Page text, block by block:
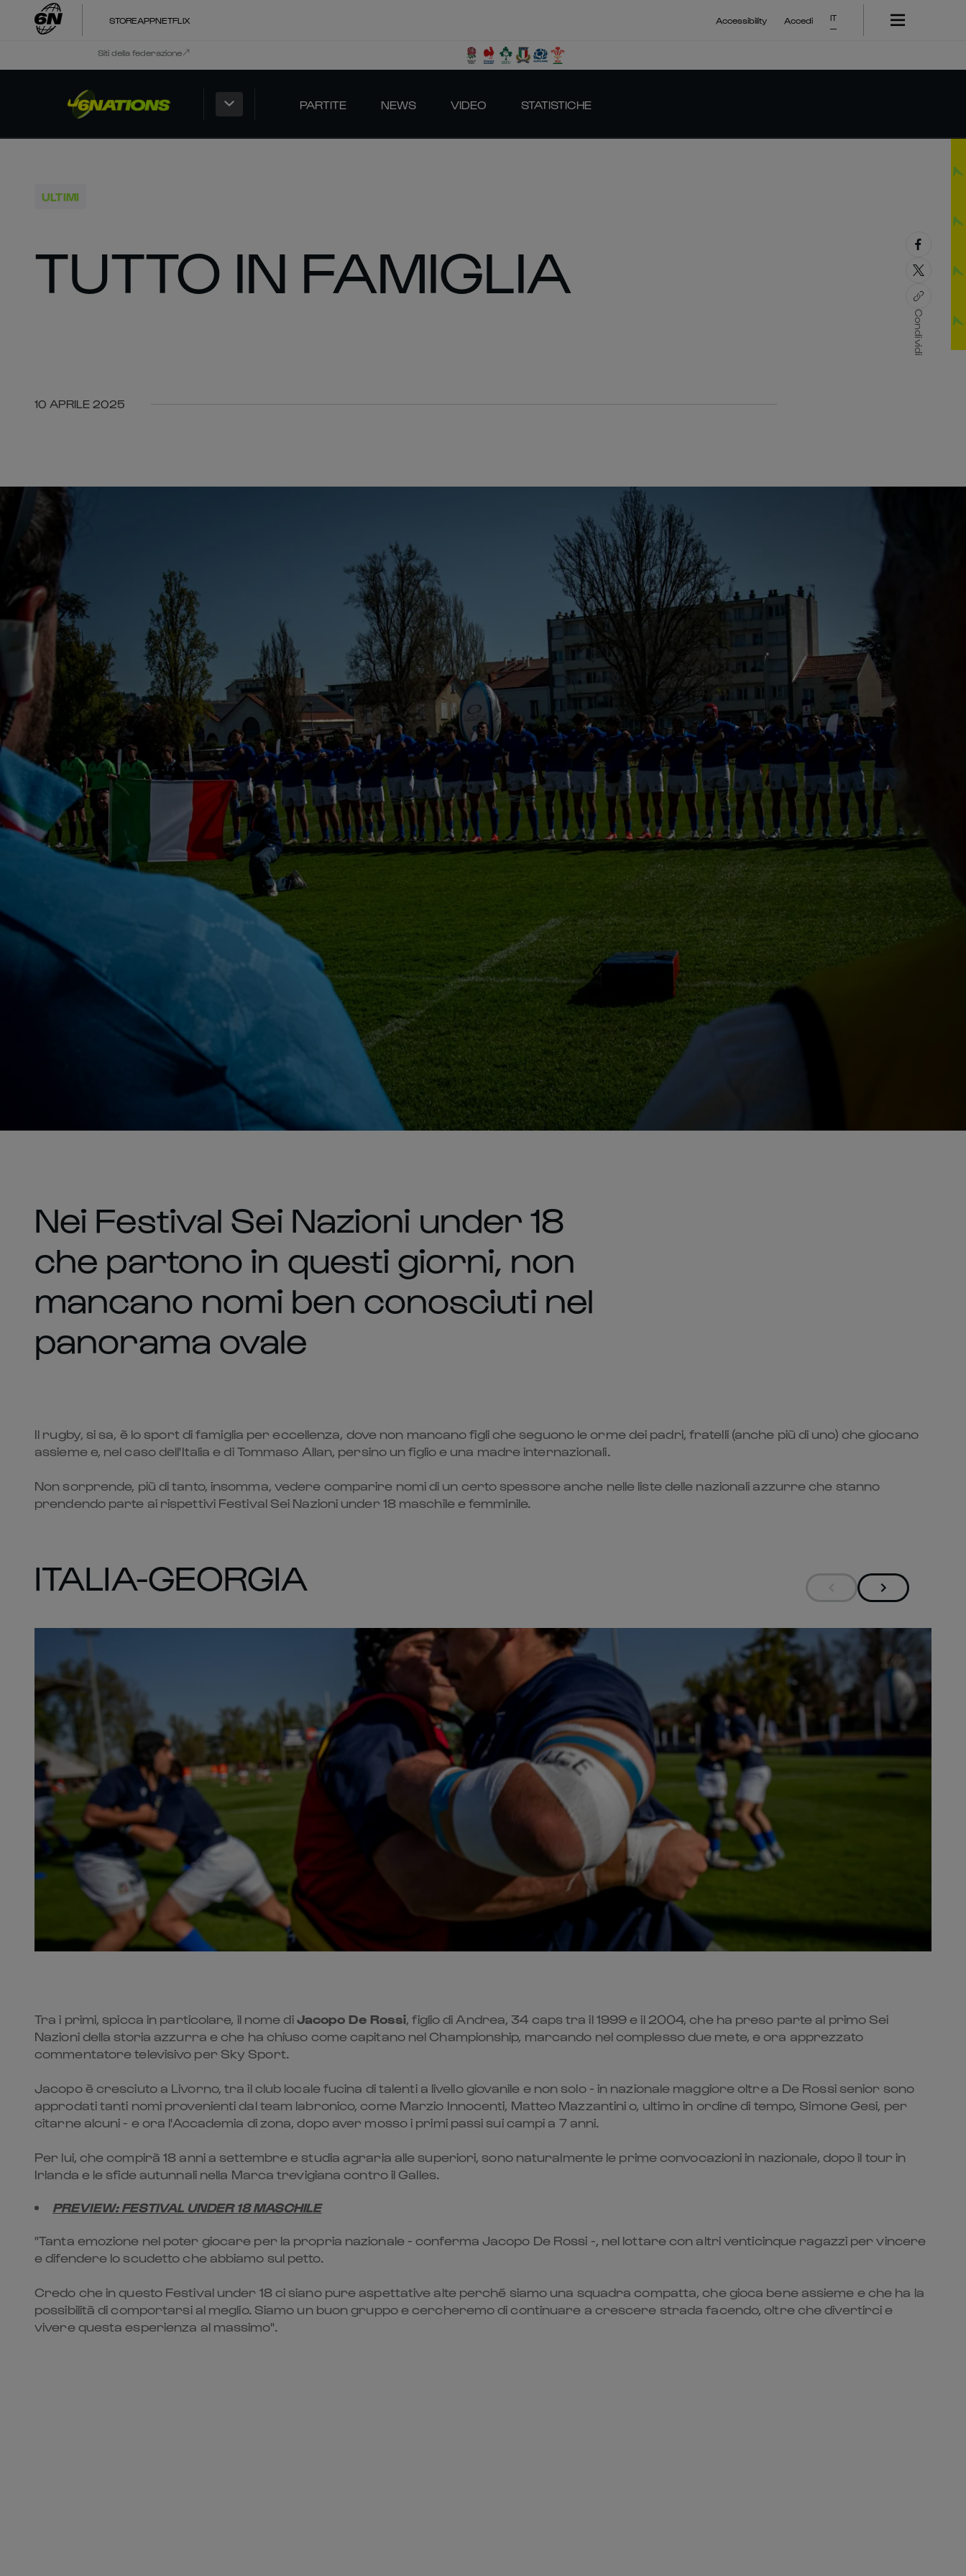
STOREAPPNETFLIX Accessibility Accedi IT
Siti della federazione
PARTITE NEWS VIDEO STATISTICHE
ULTIMI
TUTTO IN FAMIGLIA
10 APRILE 2025
Condividi
Nei Festival Sei Nazioni under 18
che partono in questi giorni, non
mancano nomi ben conosciuti nel
panorama ovale
Il rugby, si sa, è lo sport di famiglia per eccellenza, dove non mancano figli che seguono le orme dei padri, fratelli (anche più di uno) che giocano
assieme e, nel caso dell'Italia e di Tommaso Allan, persino un figlio e una madre internazionali.
Non sorprende, più di tanto, insomma, vedere comparire nomi di un certo spessore anche nelle liste delle nazionali azzurre che stanno
prendendo parte ai rispettivi Festival Sei Nazioni under 18 maschile e femminile.
ITALIA-GEORGIA
Tra i primi, spicca in particolare, il nome diJacopo De Rossi , figlio di Andrea, 34 caps tra il 1999 e il 2004, che ha preso parte al primo Sei
Nazioni della storia azzurra e che ha chiuso come capitano nel Championship, marcando nel complesso due mete, e ora apprezzato
commentatore televisivo per Sky Sport.
Jacopo è cresciuto a Livorno, tra il club locale fucina di talenti a livello giovanile e non solo - in nazionale maggiore oltre a De Rossi senior sono
approdati tanti nomi provenienti dal team labronico, come Marzio Innocenti, Matteo Mazzantini o, ultimo in ordine di tempo, Simone Gesi, per
citarne alcuni - e ora l'Accademia di zona, dopo aver mosso i primi passi sui campi a 7 anni.
Per lui, che compirà 18 anni a settembre e studia agraria alle superiori, sono naturalmente le prime convocazioni in nazionale, dopo il tour in
Irlanda e le sfide autunnali nella Marca trevigiana contro il Galles.
PREVIEW: FESTIVAL UNDER 18 MASCHILE
"Tanta emozione nel poter giocare per la propria nazionale - conferma Jacopo De Rossi -, nel lottare con altri venticinque ragazzi per vincere
e difendere lo scudetto che abbiamo sul petto.
Credo che in questo Festival under 18 ci siano pure aspettative alte perché siamo una squadra compatta, che gioca bene assieme e che ha la
possibilità di comportarsi al meglio. Siamo un buon gruppo e cercheremo di continuare a crescere strada facendo, oltre che divertirci e
vivere questa esperienza al massimo".